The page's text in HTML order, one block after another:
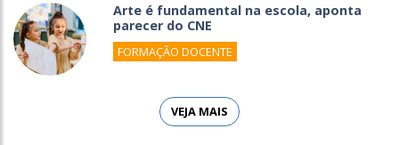
Arte é fundamental na escola, aponta
parecer do CNE
FORMAÇÃO DOCENTE
VEJA MAIS